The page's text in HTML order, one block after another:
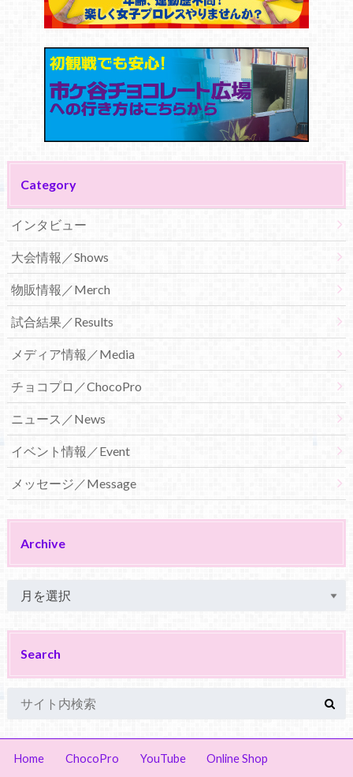
Category
インタビュー
大会情報／Shows
物販情報／Merch
試合結果／Results
メディア情報／Media
チョコプロ／ChocoPro
ニュース／News
イベント情報／Event
メッセージ／Message
Archive
Search
Home ChocoPro YouTube Online Shop